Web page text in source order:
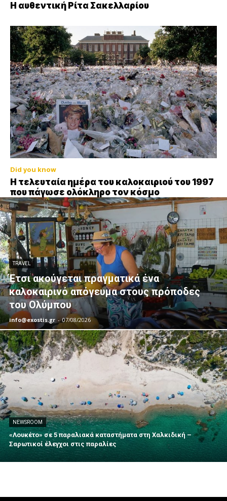
Η αυθεντική Ρίτα Σακελλαρίου
Did you know
Η τελευταία ημέρα του καλοκαιριού του 1997
που πάγωσε ολόκληρο τον κόσμο
TRAVEL
Έτσι ακούγεται πραγματικά ένα
καλοκαιρινό απόγευμα στους πρόποδες
του Ολύμπου
info@exostis.gr - 07/08/2026
NEWSROOM
«Λουκέτο» σε 5 παραλιακά καταστήματα στη Χαλκιδική –
Σαρωτικοί έλεγχοι στις παραλίες